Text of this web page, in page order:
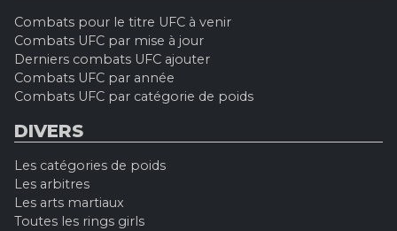
Combats pour le titre UFC à venir
Combats UFC par mise à jour
Derniers combats UFC ajouter
Combats UFC par année
Combats UFC par catégorie de poids
DIVERS
Les catégories de poids
Les arbitres
Les arts martiaux
Toutes les rings girls